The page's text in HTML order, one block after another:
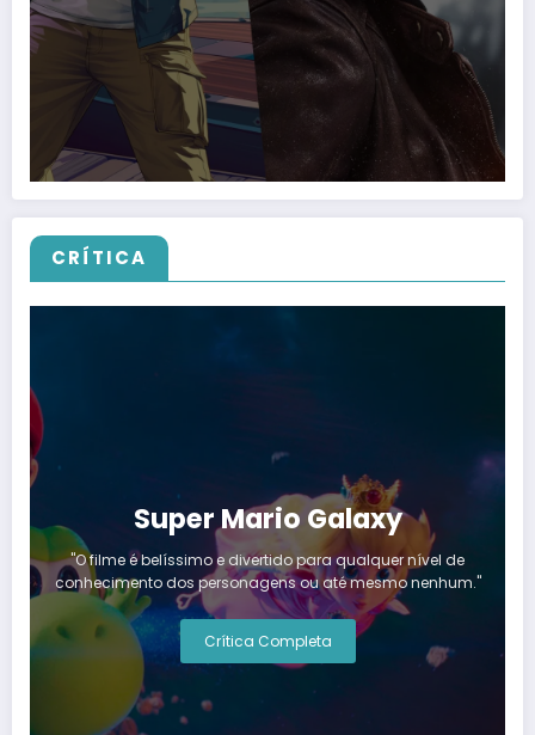
CRÍTICA
Super Mario Galaxy
"O filme é belíssimo e divertido para qualquer nível de
conhecimento dos personagens ou até mesmo nenhum."
Crítica Completa